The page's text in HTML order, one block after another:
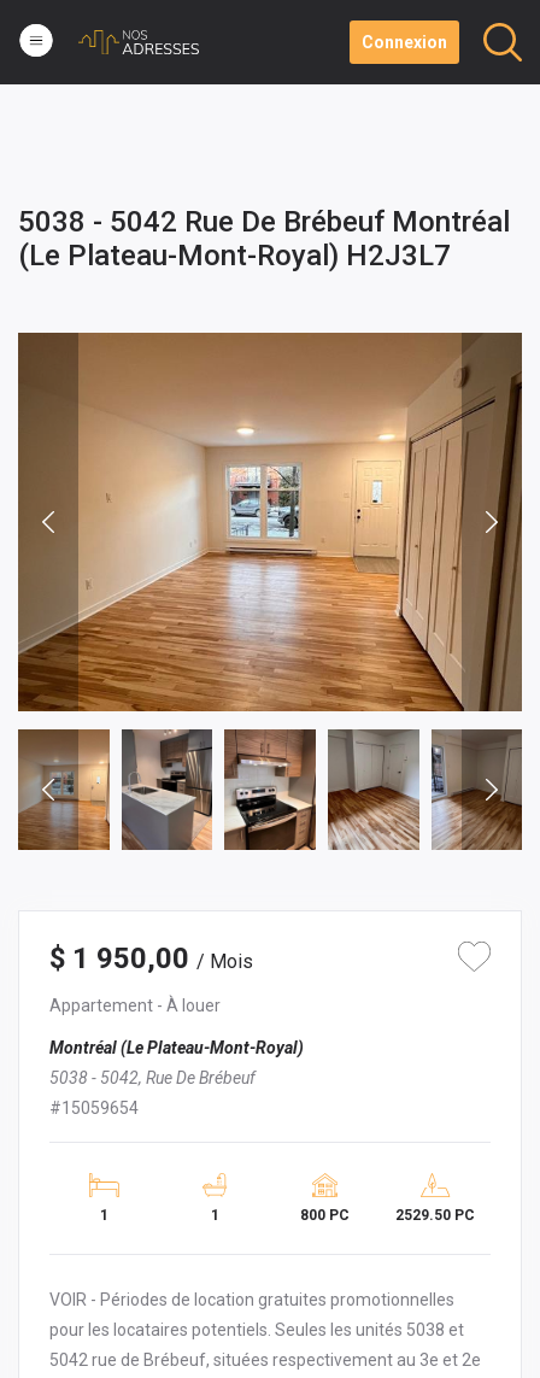
Connexion
5038 - 5042 Rue De Brébeuf Montréal
(Le Plateau-Mont-Royal) H2J3L7
$ 1 950,00 / Mois
Appartement - À louer
Montréal (Le Plateau-Mont-Royal)
5038 - 5042, Rue De Brébeuf
#15059654
1 1 800 PC 2529.50 PC
VOIR - Périodes de location gratuites promotionnelles
pour les locataires potentiels. Seules les unités 5038 et
5042 rue de Brébeuf, situées respectivement au 3e et 2e